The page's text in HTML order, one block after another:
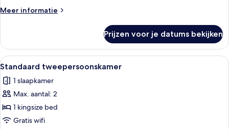
laden
Meer informatie
Meer
tweepersoonskamer,
kingsize
Prijzen voor je datums bekijken
Alle
foto's
voor
Standaard
tweepersoonskamer
laden
Hotelkamer met een bed, een
6
Standaard tweepersoonskamer
1 slaapkamer
Max. aantal: 2
1 kingsize bed
Gratis wifi